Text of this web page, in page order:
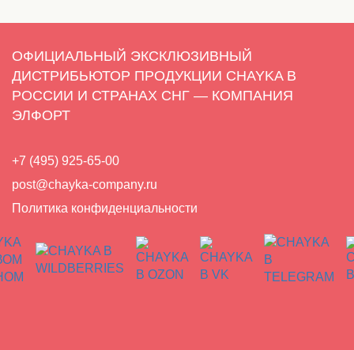
ОФИЦИАЛЬНЫЙ ЭКСКЛЮЗИВНЫЙ
ДИСТРИБЬЮТОР ПРОДУКЦИИ CHAYKA В
РОССИИ И СТРАНАХ СНГ — КОМПАНИЯ
ЭЛФОРТ
+7 (495) 925-65-00
post@chayka-company.ru
Политика конфиденциальности